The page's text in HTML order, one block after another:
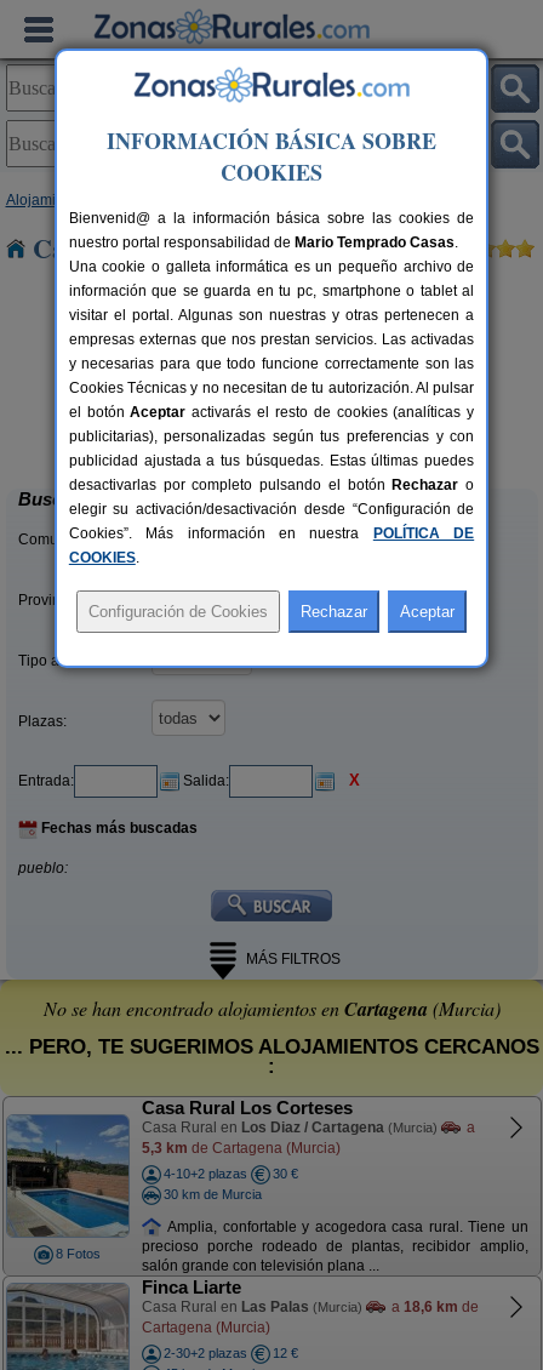
Alojamientos
Casas Rurales cerca de Cartagena
4-20+2 pers.
desde20 €
Cortijo Las Cobatillas
Moratalla (Murcia)
Buscar
Comunidades:
Provincias/Islas:
Tipo alquiler:
Plazas:
Entrada: Salida: X
Fechas más buscadas
pueblo:
MÁS FILTROS
No se han encontrado alojamientos enCartagena (Murcia)
... PERO, TE SUGERIMOS ALOJAMIENTOS CERCANOS
:
8 Fotos
Casa Rural Los Corteses
Casa Rural en Los Diaz / Cartagena (Murcia)
a
5,3 km de Cartagena (Murcia)
4-10+2 plazas
30 €
30 km de Murcia
Amplia, confortable y acogedora casa rural. Tiene un
precioso porche rodeado de plantas, recibidor amplio,
salón grande con televisión plana ...
Finca Liarte
Casa Rural en Las Palas (Murcia) a 18,6 km de
Cartagena (Murcia)
2-30+2 plazas
12 €
INFORMACIÓN BÁSICA SOBRE
COOKIES
Bienvenid@ a la información básica sobre las cookies de
nuestro portal responsabilidad de Mario Temprado Casas.
Una cookie o galleta informática es un pequeño archivo de
información que se guarda en tu pc, smartphone o tablet al
visitar el portal. Algunas son nuestras y otras pertenecen a
empresas externas que nos prestan servicios. Las activadas
y necesarias para que todo funcione correctamente son las
Cookies Técnicas y no necesitan de tu autorización. Al pulsar
el botónAceptar activarás el resto de cookies (analíticas y
publicitarias), personalizadas según tus preferencias y con
publicidad ajustada a tus búsquedas. Estas últimas puedes
desactivarlas por completo pulsando el botón Rechazar o
elegir su activación/desactivación desde “Configuración de
Cookies”. Más información en nuestra
POLÍTICA DE
COOKIES.